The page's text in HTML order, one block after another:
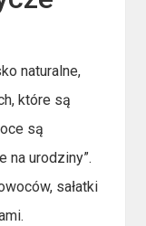
naturalne,
które są
są
na urodziny”.
sałatki